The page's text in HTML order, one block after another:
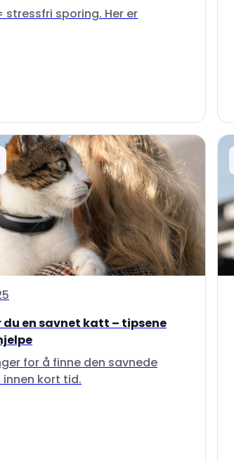
stressfri sporing. Her er
du en savnet katt – tipsene
for å finne den savnede
kort tid.